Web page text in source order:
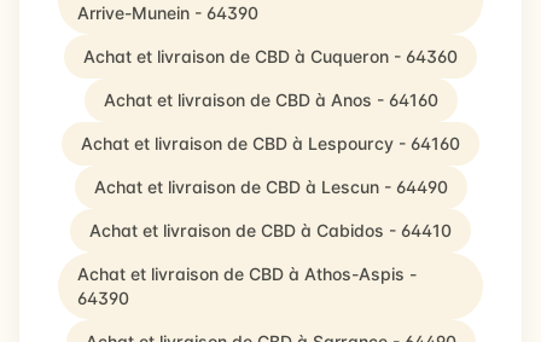
Arrive-Munein - 64390
Achat et livraison de CBD à Cuqueron - 64360
Achat et livraison de CBD à Anos - 64160
Achat et livraison de CBD à Lespourcy - 64160
Achat et livraison de CBD à Lescun - 64490
Achat et livraison de CBD à Cabidos - 64410
Achat et livraison de CBD à Athos-Aspis -
64390